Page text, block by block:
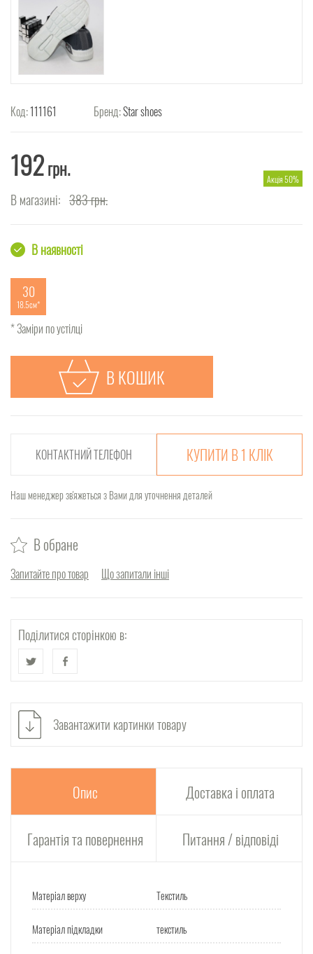
Код:111161 Бренд:Star shoes
192грн.
В магазині: 383грн.
Акція 50%
В наявності
30
18.5см
* Заміри по устілці
В КОШИК
КУПИТИ В 1 КЛІК
Наш менеджер зв'яжеться з Вами для уточнення деталей
В обране
Запитайте про товар Що запитали інші
Поділитися сторінкою в:
Завантажити картинки товару
Опис Доставка і оплата
Гарантія та повернення Питання / відповіді
Матеріал верху Текстиль
Матеріал підкладки текстиль